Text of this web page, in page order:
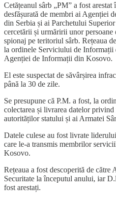
Cetățeanul sârb „PM” a fost
desfășurată de membri ai Agenției
din Serbia și ai Parchetului
cercetării și urmăririi unor persoane
spionaj pe teritoriul sârb. Rețeaua
la ordinele Serviciului de
Agenției de Informații din Kosovo.
El este suspectat de săvârșirea
până la 30 de zile.
Se presupune că P.M. a fost, la
colectarea și livrarea datelor
autorităților statului și ai Armatei
Datele culese au fost livrate
care le-a transmis membrilor
Kosovo.
Rețeaua a fost descoperită de
Securitate la începutul anului, iar
fost arestați.